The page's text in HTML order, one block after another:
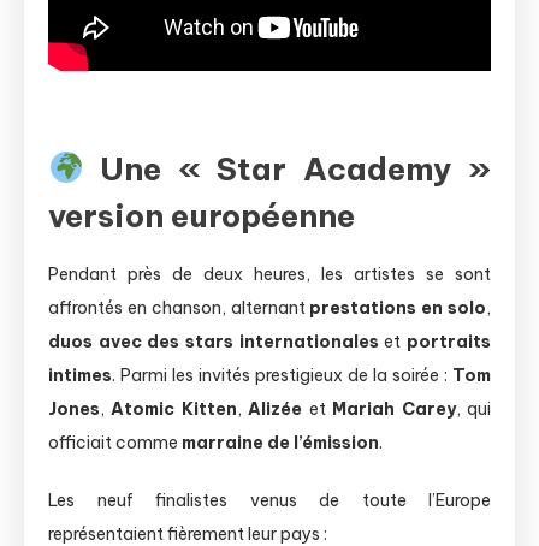
Une « Star Academy »
version européenne
Pendant près de deux heures, les artistes se sont
affrontés en chanson, alternant prestations en solo,
duos avec des stars internationales et portraits
intimes. Parmi les invités prestigieux de la soirée : Tom
Jones,Atomic Kitten,Alizée et Mariah Carey, qui
officiait comme marraine de l’émission.
Les neuf finalistes venus de toute l’Europe
représentaient fièrement leur pays :